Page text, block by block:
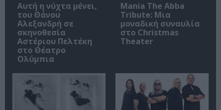
Αυτή η νύχτα μένει,
του Θάνου
Αλεξανδρή σε
σκηνοθεσία
Αστέριου Πελτέκη
στο Θέατρο
Ολύμπια
Mania The Abba
Tribute: Μια
μοναδική συναυλία
στο Christmas
Theater